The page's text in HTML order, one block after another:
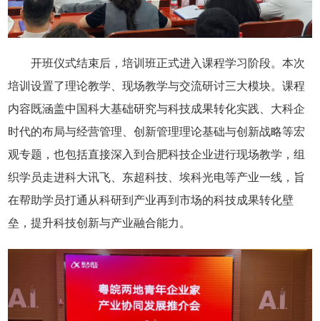
开班仪式结束后，培训班正式进入课程学习阶段。本次
培训设置了理论教学、现场教学与交流研讨三大模块。课程
内容既涵盖中国科大基础研究与科技成果转化实践、大科企
时代的布局与经营管理、创新管理理论基础与创新战略等宏
观专题，也包括直接深入到合肥科技企业进行现场教学，组
织学员走进科大讯飞、东超科技、埃科光电等产业一线，旨
在帮助学员打通从科研到产业再到市场的科技成果转化壁
垒，提升科技创新与产业融合能力。